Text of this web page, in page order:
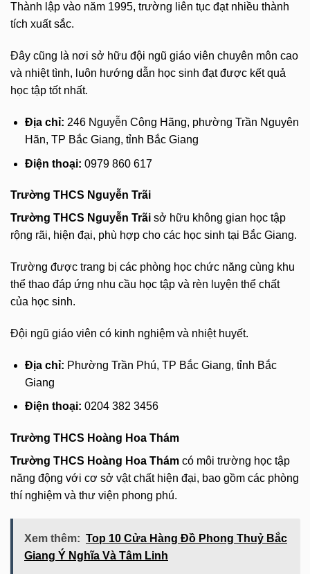
Thành lập vào năm 1995, trường liên tục đạt nhiều thành
tích xuất sắc.
Đây cũng là nơi sở hữu đội ngũ giáo viên chuyên môn cao
và nhiệt tình, luôn hướng dẫn học sinh đạt được kết quả
học tập tốt nhất.
Địa chỉ: 246 Nguyễn Công Hãng, phường Trần Nguyên
Hãn, TP Bắc Giang, tỉnh Bắc Giang
Điện thoại: 0979 860 617
Trường THCS Nguyễn Trãi
Trường THCS Nguyễn Trãi sở hữu không gian học tập
rộng rãi, hiện đại, phù hợp cho các học sinh tại Bắc Giang.
Trường được trang bị các phòng học chức năng cùng khu
thể thao đáp ứng nhu cầu học tập và rèn luyện thể chất
của học sinh.
Đội ngũ giáo viên có kinh nghiệm và nhiệt huyết.
Địa chỉ: Phường Trần Phú, TP Bắc Giang, tỉnh Bắc
Giang
Điện thoại: 0204 382 3456
Trường THCS Hoàng Hoa Thám
Trường THCS Hoàng Hoa Thám có môi trường học tập
năng động với cơ sở vật chất hiện đại, bao gồm các phòng
thí nghiệm và thư viện phong phú.
Xem thêm: Top 10 Cửa Hàng Đồ Phong Thuỷ Bắc
Giang Ý Nghĩa Và Tâm Linh